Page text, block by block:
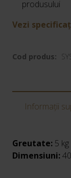
produsului
Vezi
Cod produs:
Informații
Greutate: 5 kg
Dimensiuni: